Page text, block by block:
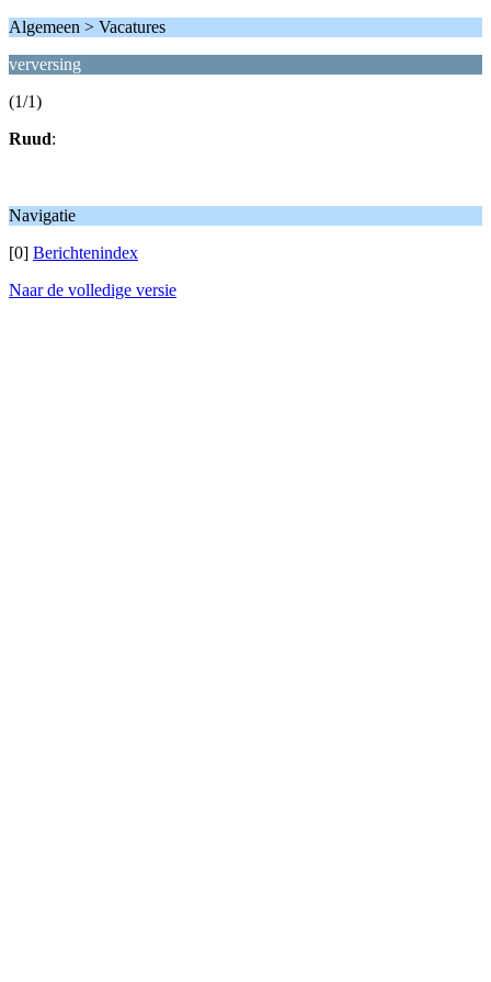
Algemeen > Vacatures
verversing
(1/1)
Ruud:
Navigatie
[0] Berichtenindex
Naar de volledige versie